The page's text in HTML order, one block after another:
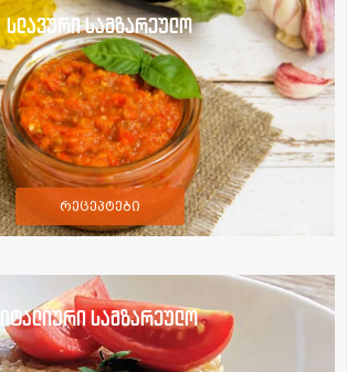
სლავური სამზარეულო
რეცეპტები
იტალიური სამზარეულო